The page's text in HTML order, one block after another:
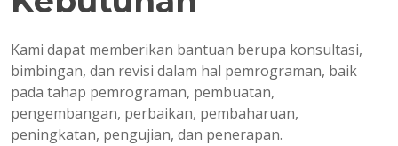
Kami dapat memberikan bantuan berupa konsultasi,
bimbingan, dan revisi dalam hal pemrograman, baik
pada tahap pemrograman, pembuatan,
pengembangan, perbaikan, pembaharuan,
peningkatan, pengujian, dan penerapan.